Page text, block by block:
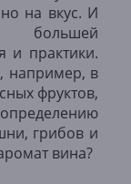
на вкус. И
большей
и практики.
например, в
фруктов,
грибов и
вина?